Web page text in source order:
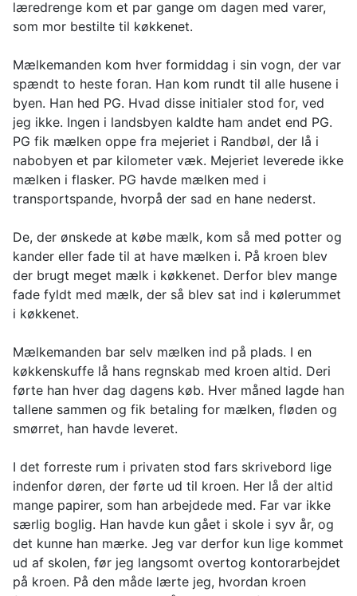
læredrenge kom et par gange om dagen med varer,
som mor bestilte til køkkenet.
Mælkemanden kom hver formiddag i sin vogn, der var
spændt to heste foran. Han kom rundt til alle husene i
byen. Han hed PG. Hvad disse initialer stod for, ved
jeg ikke. Ingen i landsbyen kaldte ham andet end PG.
PG fik mælken oppe fra mejeriet i Randbøl, der lå i
nabobyen et par kilometer væk. Mejeriet leverede ikke
mælken i flasker. PG havde mælken med i
transportspande, hvorpå der sad en hane nederst.
De, der ønskede at købe mælk, kom så med potter og
kander eller fade til at have mælken i. På kroen blev
der brugt meget mælk i køkkenet. Derfor blev mange
fade fyldt med mælk, der så blev sat ind i kølerummet
i køkkenet.
Mælkemanden bar selv mælken ind på plads. I en
køkkenskuffe lå hans regnskab med kroen altid. Deri
førte han hver dag dagens køb. Hver måned lagde han
tallene sammen og fik betaling for mælken, fløden og
smørret, han havde leveret.
I det forreste rum i privaten stod fars skrivebord lige
indenfor døren, der førte ud til kroen. Her lå der altid
mange papirer, som han arbejdede med. Far var ikke
særlig boglig. Han havde kun gået i skole i syv år, og
det kunne han mærke. Jeg var derfor kun lige kommet
ud af skolen, før jeg langsomt overtog kontorarbejdet
på kroen. På den måde lærte jeg, hvordan kroen